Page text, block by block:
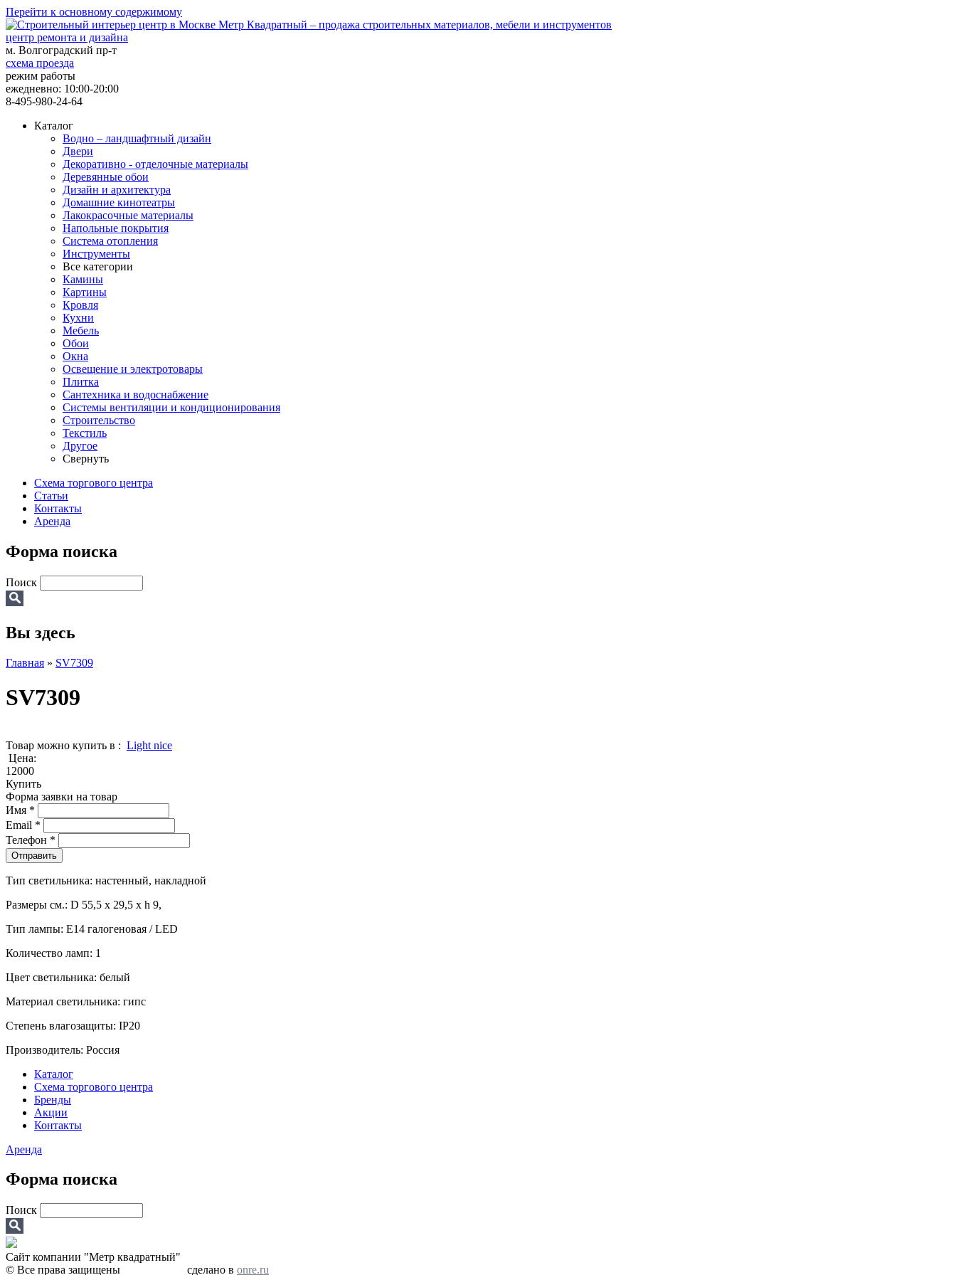
Перейти к основному содержимому
центр ремонта и дизайна
м. Волгоградский пр-т
схема проезда
режим работы
ежедневно: 10:00-20:00
8-495-980-24-64
Каталог
Водно – ландшафтный дизайн
Двери
Декоративно - отделочные материалы
Деревянные обои
Дизайн и архитектура
Домашние кинотеатры
Лакокрасочные материалы
Напольные покрытия
Система отопления
Инструменты
Все категории
Камины
Картины
Кровля
Кухни
Мебель
Обои
Окна
Освещение и электротовары
Плитка
Сантехника и водоснабжение
Системы вентиляции и кондиционирования
Строительство
Текстиль
Другое
Свернуть
Схема торгового центра
Статьи
Контакты
Аренда
Форма поиска
Поиск
Вы здесь
Главная » SV7309
SV7309
Товар можно купить в : Light nice
Цена:
12000
Купить
Форма заявки на товар
Имя *
Email *
Телефон *
Тип светильника: настенный, накладной
Размеры см.: D 55,5 х 29,5 х h 9,
Тип лампы: Е14 галогеновая / LED
Количество ламп: 1
Цвет светильника: белый
Материал светильника: гипс
Степень влагозащиты: IP20
Производитель: Россия
Каталог
Схема торгового центра
Бренды
Акции
Контакты
Аренда
Форма поиска
Поиск
Сайт компании "Метр квадратный"
© Все права защищены
сделано в onre.ru